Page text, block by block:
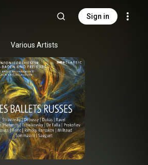
Sign in
Various Artists